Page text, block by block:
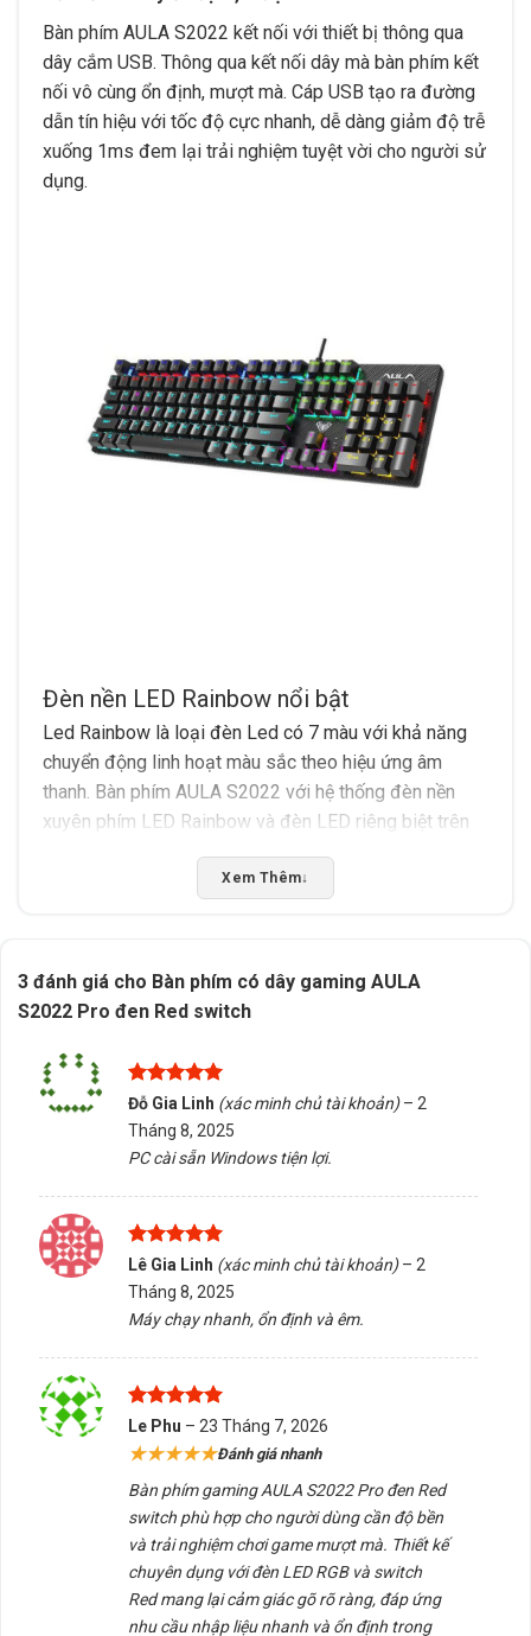
Bàn phím AULA S2022 kết nối với thiết bị thông qua
dây cắm USB. Thông qua kết nối dây mà bàn phím kết
nối vô cùng ổn định, mượt mà. Cáp USB tạo ra đường
dẫn tín hiệu với tốc độ cực nhanh, dễ dàng giảm độ trễ
xuống 1ms đem lại trải nghiệm tuyệt vời cho người sử
dụng.
Đèn nền LED Rainbow nổi bật
Led Rainbow là loại đèn Led có 7 màu với khả năng
chuyển động linh hoạt màu sắc theo hiệu ứng âm
thanh. Bàn phím AULA S2022 với hệ thống đèn nền
xuyên phím LED Rainbow và đèn LED riêng biệt trên
từng switch với rất nhiều chế độ tùy chỉnh khác nhau
khiến không khí chơi game hứng khởi hơn bao giờ hết.
với. Blue switch là loại switch màu xanh, khi gõ sẽ tạo
ra những âm thanh lách cách và cảm giác xúc giác khá
sử dụng và cũng là nguyên nhân chính khiến người
dùng chọn bànphím cơ.
Xem Thêm↓
3 đánh giá cho Bàn phím có dây gaming AULA
S2022 Pro đen Red switch
Được xếp
hạng
55
sao
Đỗ Gia Linh (xác minh chủ tài khoản) – 2
Tháng 8, 2025
PC cài sẵn Windows tiện lợi.
Được xếp
hạng
55
sao
Lê Gia Linh (xác minh chủ tài khoản) – 2
Tháng 8, 2025
Máy chạy nhanh, ổn định và êm.
Được xếp
hạng5
5
sao
Le Phu – 23 Tháng 7, 2026
★★★★★Đánh giá nhanh
Bàn phím gaming AULA S2022 Pro đen Red
switch phù hợp cho người dùng cần độ bền
và trải nghiệm chơi game mượt mà. Thiết kế
chuyên dụng với đèn LED RGB và switch
Red mang lại cảm giác gõ rõ ràng, đáp ứng
nhu cầu nhập liệu nhanh và ổn định trong